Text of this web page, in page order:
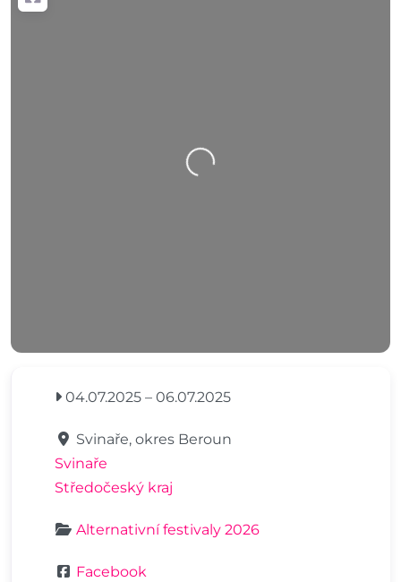
Nahrávání….
04.07.2025 – 06.07.2025
Svinaře, okres Beroun
Svinaře
Středočeský kraj
Alternativní festivaly 2026
Facebook